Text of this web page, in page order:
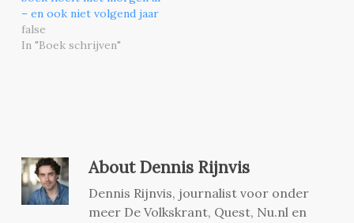
– en ook niet volgend jaar
false
In "Boek schrijven"
AboutDennis Rijnvis
Dennis Rijnvis, journalist voor onder
meer De Volkskrant, Quest, Nu.nl en